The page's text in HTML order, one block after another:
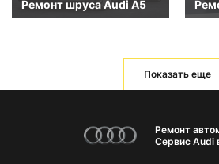
Ремонт шруса Audi A5
Показать еще
Ремонт
Сервис Audi